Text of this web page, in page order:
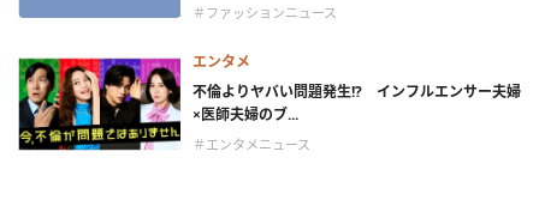
＃ファッションニュース
エンタメ
不倫よりヤバい問題発生!? インフルエンサー夫婦
×医師夫婦のブ...
＃エンタメニュース